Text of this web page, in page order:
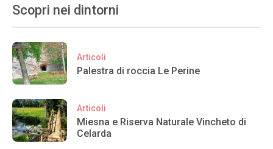
Scopri nei dintorni
Articoli
Palestra di roccia Le Perine
Articoli
Miesna e Riserva Naturale Vincheto di
Celarda